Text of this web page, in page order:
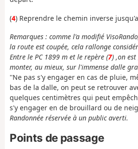
(4) Reprendre le chemin inverse
Remarques : comme l'a modifié
la route est coupée, cela rallonge
Entre le PC 1899 m et le repère (7) ,on est
monter, au mieux, sur l'immense dalle
''Ne pas s'y engager en cas de pluie,
bas de la dalle, on peut se retrouver
quelques centimètres qui peut
s'y engager en de brouillard ou de
Randonnée réservée à un public averti.
Points de passage